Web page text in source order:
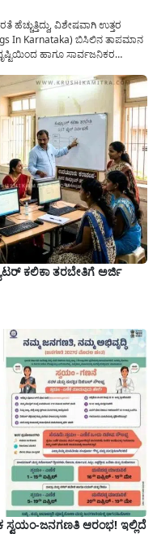
ವಿಶೇಷವಾಗಿ ಉತ್ತರ
In Karnataka) ಬಿಸಿಲಿನ ತಾಪಮಾನ
ಹಾಗೂ ಸಾರ್ವಜನಿಕರ
ಕಲಿಕಾ ತರಬೇತಿಗೆ ಅರ್ಜಿ
ಸ್ವಯಂ-ಜನಗಣತಿ ಆರಂಭ! ಇಲ್ಲಿದೆ